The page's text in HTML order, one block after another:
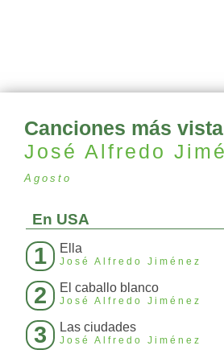
Canciones más
José Alfredo
Agosto
En USA
1 Ella
José Alfredo Jiménez
2 El caballo blanco
José Alfredo Jiménez
3 Las ciudades
José Alfredo Jiménez